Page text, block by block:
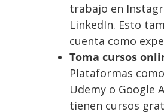
trabajo en
LinkedIn. Esto
cuenta como
Toma cursos
Plataformas
Udemy o Google
tienen cursos